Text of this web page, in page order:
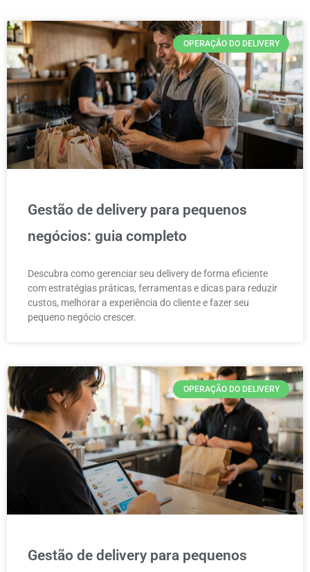
OPERAÇÃO DO DELIVERY
Gestão de delivery para pequenos
negócios: guia completo
Descubra como gerenciar seu delivery de forma eficiente
com estratégias práticas, ferramentas e dicas para reduzir
custos, melhorar a experiência do cliente e fazer seu
pequeno negócio crescer.
OPERAÇÃO DO DELIVERY
Gestão de delivery para pequenos